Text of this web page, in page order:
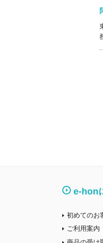
e-hon
初めてのお
ご利用案内